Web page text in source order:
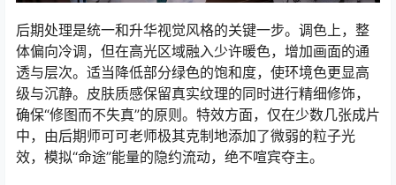
后期处理是统一和升华视觉风格的关键一步。调色上，整
体偏向冷调，但在高光区域融入少许暖色，增加画面的通
透与层次。适当降低部分绿色的饱和度，使环境色更显高
级与沉静。皮肤质感保留真实纹理的同时进行精细修饰，
确保“修图而不失真”的原则。特效方面，仅在少数几张成片
中，由后期师可可老师极其克制地添加了微弱的粒子光
效，模拟“命途”能量的隐约流动，绝不喧宾夺主。